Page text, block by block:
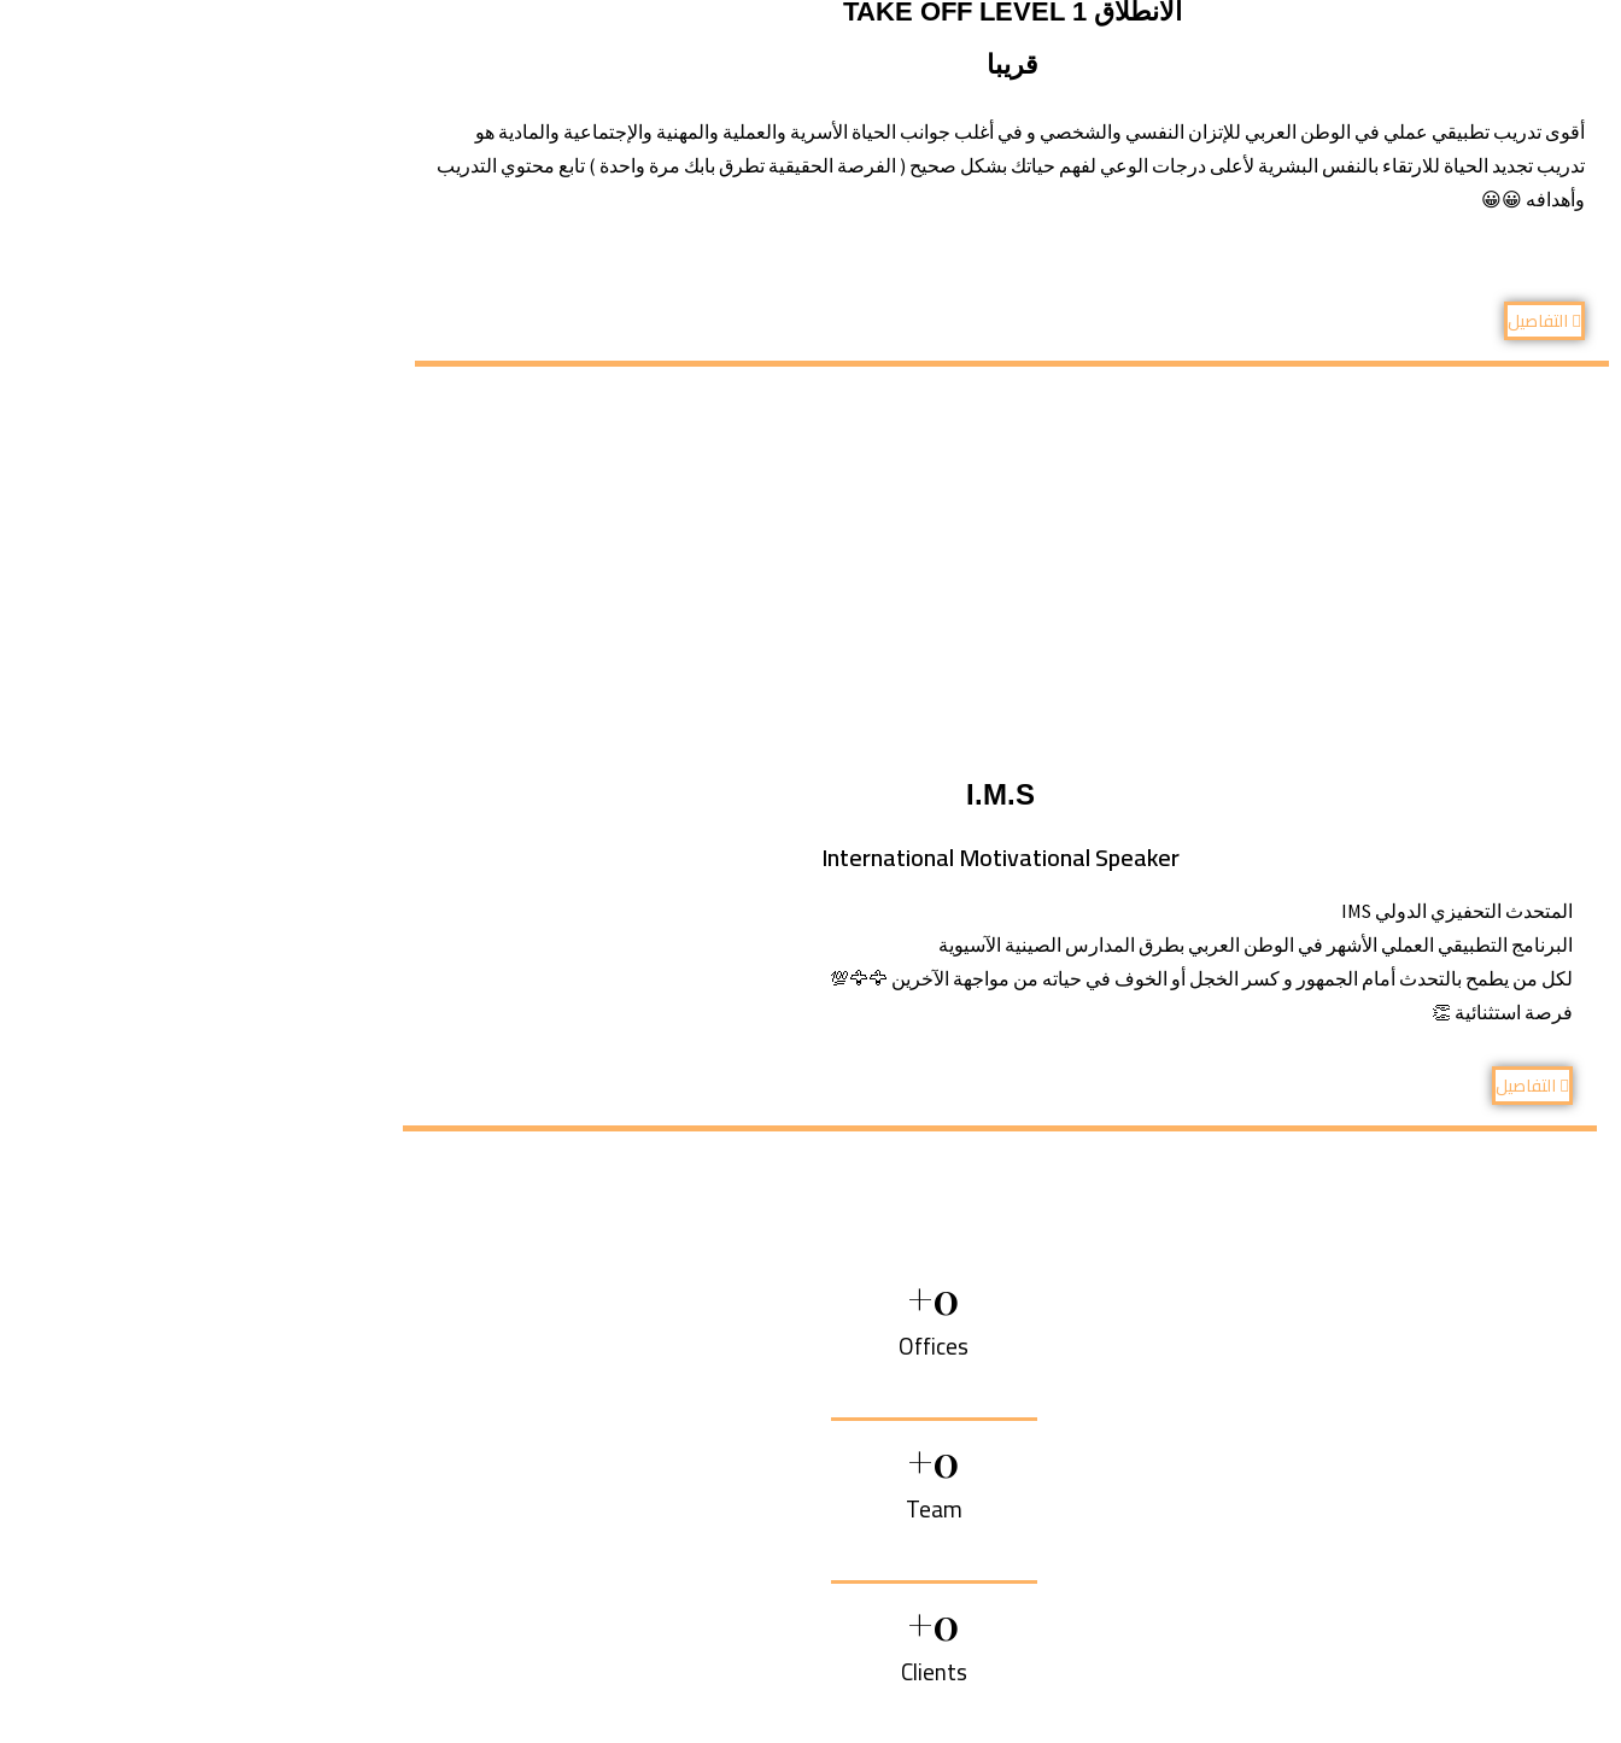
الانطلاق TAKE OFF LEVEL 1
قريبا
أقوى تدريب تطبيقي عملي في الوطن العربي للإتزان النفسي والشخصي و في أغلب جوانب الحياة الأسرية والعملية والمهنية والإجتماعية والمادية هو
تدريب تجديد الحياة للارتقاء بالنفس البشرية لأعلى درجات الوعي لفهم حياتك بشكل صحيح ( الفرصة الحقيقية تطرق بابك مرة واحدة ) تابع محتوي التدريب
وأهدافه 😀😀​​
التفاصيل
I.M.S
International Motivational Speaker
المتحدث التحفيزي الدولي IMS
البرنامج التطبيقي العملي الأشهر في الوطن العربي بطرق المدارس الصينية الآسيوية
لكل من يطمح بالتحدث أمام الجمهور و كسر الخجل أو الخوف في حياته من مواجهة الآخرين 🦅🦅💯
فرصة استثنائية 👏
التفاصيل
0
+
Offices
0
+
Team
0
+
Clients